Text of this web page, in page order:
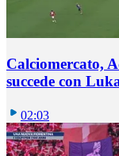
Calciomercato,
succede con
02:03